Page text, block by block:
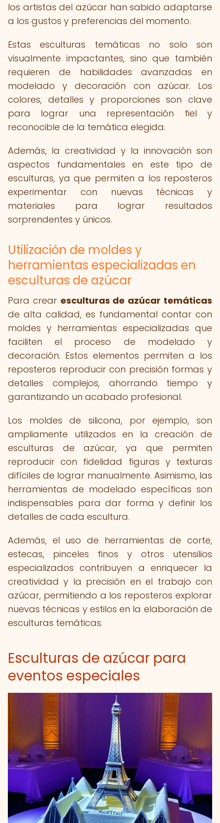
los artistas del azúcar han sabido adaptarse
a los gustos y preferencias del momento.
Estas esculturas temáticas no solo son
visualmente impactantes, sino que también
requieren de habilidades avanzadas en
modelado y decoración con azúcar. Los
colores, detalles y proporciones son clave
para lograr una representación fiel y
reconocible de la temática elegida.
Además, la creatividad y la innovación son
aspectos fundamentales en este tipo de
esculturas, ya que permiten a los reposteros
experimentar con nuevas técnicas y
materiales para lograr resultados
sorprendentes y únicos.
Utilización de moldes y
herramientas especializadas en
esculturas de azúcar
Para crear esculturas de azúcar temáticas
de alta calidad, es fundamental contar con
moldes y herramientas especializadas que
faciliten el proceso de modelado y
decoración. Estos elementos permiten a los
reposteros reproducir con precisión formas y
detalles complejos, ahorrando tiempo y
garantizando un acabado profesional.
Los moldes de silicona, por ejemplo, son
ampliamente utilizados en la creación de
esculturas de azúcar, ya que permiten
reproducir con fidelidad figuras y texturas
difíciles de lograr manualmente. Asimismo, las
herramientas de modelado específicas son
indispensables para dar forma y definir los
detalles de cada escultura.
Además, el uso de herramientas de corte,
estecas, pinceles finos y otros utensilios
especializados contribuyen a enriquecer la
creatividad y la precisión en el trabajo con
azúcar, permitiendo a los reposteros explorar
nuevas técnicas y estilos en la elaboración de
esculturas temáticas.
Esculturas de azúcar para
eventos especiales